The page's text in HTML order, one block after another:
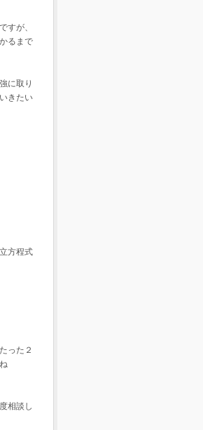
すが、
るまで
に取り
きたい
方程式
った２
相談し